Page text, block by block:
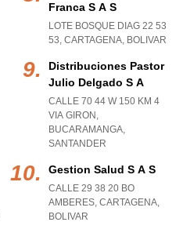
Franca S A S
LOTE BOSQUE DIAG 22 53
53, CARTAGENA, BOLIVAR
Distribuciones Pastor
Julio Delgado S A
CALLE 70 44 W 150 KM 4
VIA GIRON ,
BUCARAMANGA,
SANTANDER
Gestion Salud S A S
CALLE 29 38 20 BO
AMBERES, CARTAGENA,
BOLIVAR